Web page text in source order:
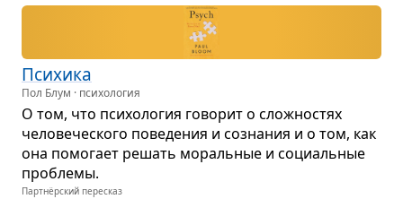
Пси­хика
Пол Блум · психология
О том, что пси­хо­ло­гия гово­рит о слож­но­стях
чело­ве­че­ского пове­де­ния и созна­ния и о том, как
она помо­гает решать мораль­ные и соци­аль­ные
про­блемы.
Партнёрский пересказ